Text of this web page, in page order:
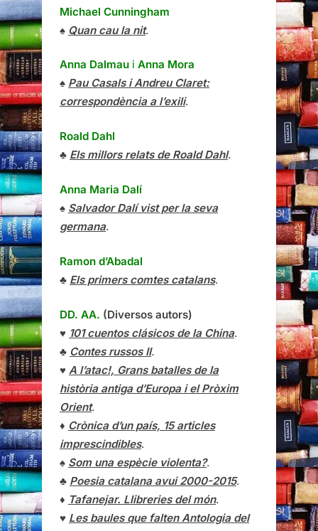
Michael Cunningham
♠ Quan cau la nit.
Anna Dalmau i Anna Mora
♠ Pau Casals i Andreu Claret:
correspondència a l’exili.
Roald Dahl
♣ Els millors relats de Roald Dahl.
Anna Maria Dalí
♠ Salvador Dalí vist per la seva
germana.
Ramon d’Abadal
♣ Els primers comtes catalans.
DD. AA. (Diversos autors)
♥ 101 cuentos clásicos de la China.
♣ Contes russos II.
♥ A l’atac!, Grans batalles de la
història antiga d’Europa i el Pròxim
Orient.
♦ Crònica d’un país, 15 articles
imprescindibles.
♠ Som una espècie violenta?.
♣ Poesia catalana avui 2000-2015.
♦ Tafanejar. Llibreries del món.
♥ Les baules que falten Antologia del